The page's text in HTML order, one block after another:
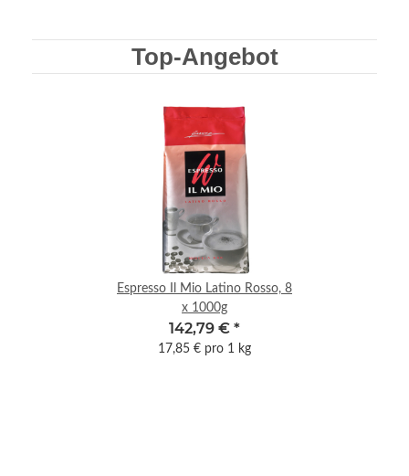
Top-Angebot
Espresso Il Mio Latino Rosso, 8
x 1000g
142,79 € *
17,85 € pro 1 kg